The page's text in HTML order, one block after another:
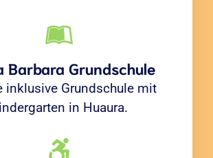
Barbara Grundschule
inklusive Grundschule mit
in Huaura.